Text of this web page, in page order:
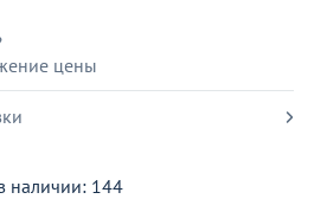
цены
наличии: 144